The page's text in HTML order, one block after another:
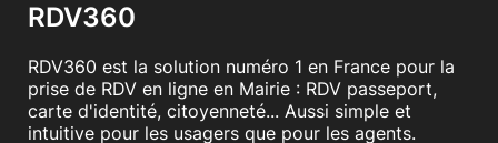
RDV360
RDV360 est la solution numéro 1 en France pour la
prise de RDV en ligne en Mairie : RDV passeport,
carte d'identité, citoyenneté... Aussi simple et
intuitive pour les usagers que pour les agents.